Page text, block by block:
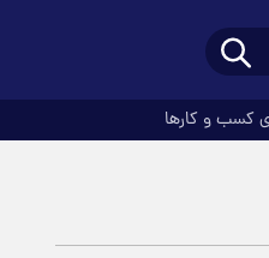
کسب و کارها